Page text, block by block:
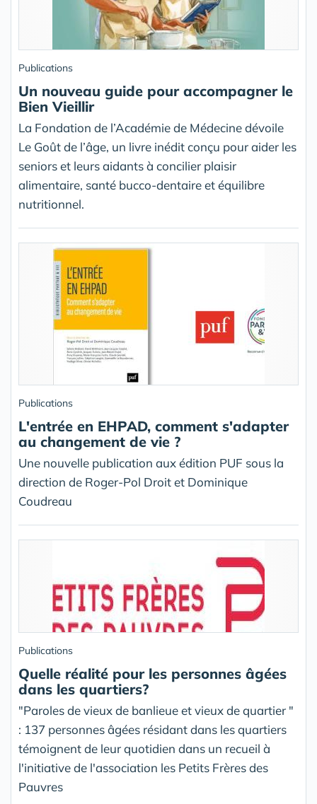
Publications
Un nouveau guide pour accompagner le
Bien Vieillir
La Fondation de l’Académie de Médecine dévoile
Le Goût de l’âge, un livre inédit conçu pour aider les
seniors et leurs aidants à concilier plaisir
alimentaire, santé bucco-dentaire et équilibre
nutritionnel.
Publications
L'entrée en EHPAD, comment s'adapter
au changement de vie ?
Une nouvelle publication aux édition PUF sous la
direction de Roger-Pol Droit et Dominique
Coudreau
Publications
Quelle réalité pour les personnes âgées
dans les quartiers?
"Paroles de vieux de banlieue et vieux de quartier "
: 137 personnes âgées résidant dans les quartiers
témoignent de leur quotidien dans un recueil à
l'initiative de l'association les Petits Frères des
Pauvres